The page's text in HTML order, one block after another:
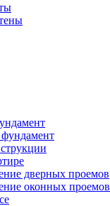
дверных проемов
оконных проемов